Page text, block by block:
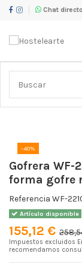
Chat
Inicio Maquinaria
WF-2210 eléctrica forma
-40%
Gofrera WF-
forma gofre
Referencia WF-
Artículo disponible
155,12 €
Impuestos excluidos
recomendamos